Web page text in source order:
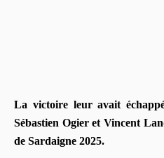
La victoire leur avait
Sébastien Ogier et Vincent
de Sardaigne 2025.